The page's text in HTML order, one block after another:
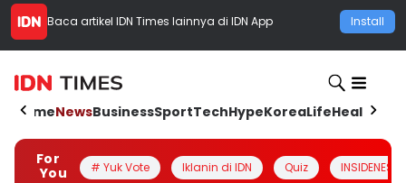
Baca artikel IDN Times lainnya di IDN App Install
HomeNewsBusinessSportTechHypeKoreaLifeHealth
For
You
# Yuk Vote Iklanin di IDN Quiz INSIDENESIA